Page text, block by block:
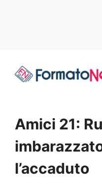
Amici 21:
l’accaduto